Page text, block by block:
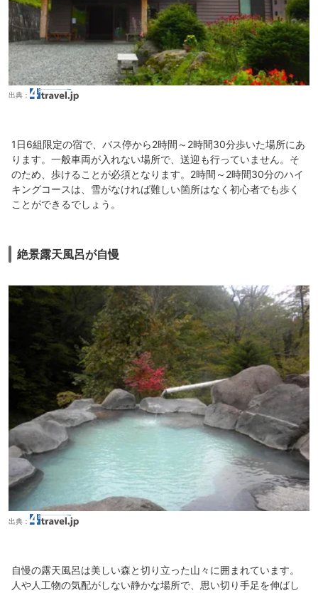
出典：
1日6組限定の宿で、バス停から2時間～2時間30分歩いた場所にあ
ります。一般車両が入れない場所で、送迎も行っていません。そ
のため、歩けることが必須となります。2時間～2時間30分のハイ
キングコースは、雪がなければ難しい箇所はなく初心者でも歩く
ことができるでしょう。
絶景露天風呂が自慢
出典：
自慢の露天風呂は美しい森と切り立った山々に囲まれています。
人や人工物の気配がしない静かな場所で、思い切り手足を伸ばし